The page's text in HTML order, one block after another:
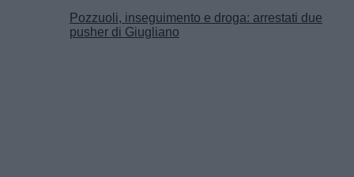
Pozzuoli, inseguimento e droga: arrestati due
pusher di Giugliano